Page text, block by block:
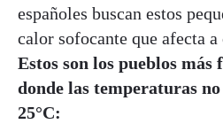
españoles buscan estos
calor sofocante que afecta
Estos son los pueblos más
donde las temperaturas
25°C: